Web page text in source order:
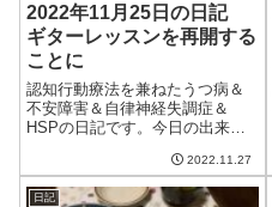
2022年11月25日の日記
ギターレッスンを再開する
ことに
認知行動療法を兼ねたうつ病＆
不安障害＆自律神経失調症＆
HSPの日記です。今日の出来事
雨らしいし、冬に向けて寒くな
っていく前触れだろうか。その
2022.11.27
日記